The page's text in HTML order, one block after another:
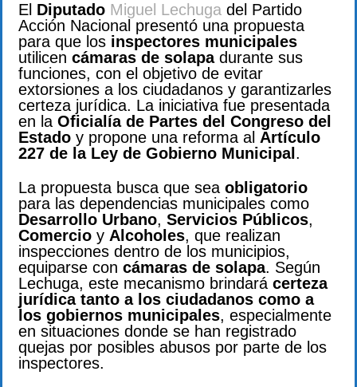
El Diputado Miguel Lechuga del Partido
Acción Nacional presentó una propuesta
para que los inspectores municipales
utilicen cámaras de solapadurante sus
funciones, con el objetivo de evitar
extorsiones a los ciudadanos y garantizarles
certeza jurídica. La iniciativa fue presentada
en la Oficialía de Partes del Congreso del
Estado y propone una reforma al Artículo
227 de la Ley de Gobierno Municipal .
La propuesta busca que sea obligatorio
para las dependencias municipales como
Desarrollo Urbano, Servicios Públicos,
Comercio y Alcoholes, que realizan
inspecciones dentro de los municipios,
equiparse con cámaras de solapa. Según
Lechuga, este mecanismo brindará certeza
jurídica tanto a los ciudadanos como a
los gobiernos municipales, especialmente
en situaciones donde se han registrado
quejas por posibles abusos por parte de los
inspectores.